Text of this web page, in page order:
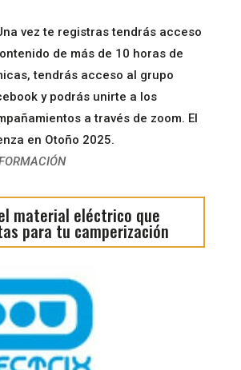
vez te registras tendrás acceso
de más de 10 horas de
tendrás acceso al grupo
y podrás unirte a los
a través de zoom. El
en Otoño 2025.
material eléctrico que
para tu camperización